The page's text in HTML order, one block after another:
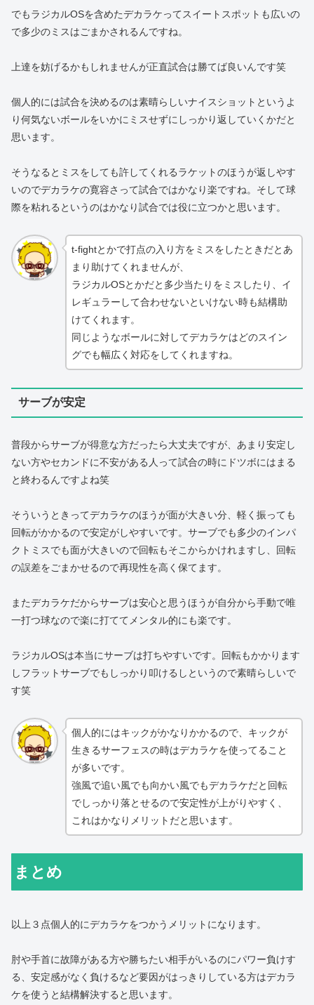
でもラジカルOSを含めたデカラケってスイートスポットも広いの
で多少のミスはごまかされるんですね。
上達を妨げるかもしれませんが正直試合は勝てば良いんです笑
個人的には試合を決めるのは素晴らしいナイスショットというよ
り何気ないボールをいかにミスせずにしっかり返していくかだと
思います。
そうなるとミスをしても許してくれるラケットのほうが返しやす
いのでデカラケの寛容さって試合ではかなり楽ですね。そして球
際を粘れるというのはかなり試合では役に立つかと思います。
t-fightとかで打点の入り方をミスをしたときだとあ
まり助けてくれませんが、
ラジカルOSとかだと多少当たりをミスしたり、イ
レギュラーして合わせないといけない時も結構助
けてくれます。
同じようなボールに対してデカラケはどのスイン
グでも幅広く対応をしてくれますね。
サーブが安定
普段からサーブが得意な方だったら大丈夫ですが、あまり安定し
ない方やセカンドに不安がある人って試合の時にドツボにはまる
と終わるんですよね笑
そういうときってデカラケのほうが面が大きい分、軽く振っても
回転がかかるので安定がしやすいです。サーブでも多少のインパ
クトミスでも面が大きいので回転もそこからかけれますし、回転
の誤差をごまかせるので再現性を高く保てます。
またデカラケだからサーブは安心と思うほうが自分から手動で唯
一打つ球なので楽に打ててメンタル的にも楽です。
ラジカルOSは本当にサーブは打ちやすいです。回転もかかります
しフラットサーブでもしっかり叩けるしというので素晴らしいで
す笑
個人的にはキックがかなりかかるので、キックが
生きるサーフェスの時はデカラケを使ってること
が多いです。
強風で追い風でも向かい風でもデカラケだと回転
でしっかり落とせるので安定性が上がりやすく、
これはかなりメリットだと思います。
まとめ
以上３点個人的にデカラケをつかうメリットになります。
肘や手首に故障がある方や勝ちたい相手がいるのにパワー負けす
る、安定感がなく負けるなど要因がはっきりしている方はデカラ
ケを使うと結構解決すると思います。